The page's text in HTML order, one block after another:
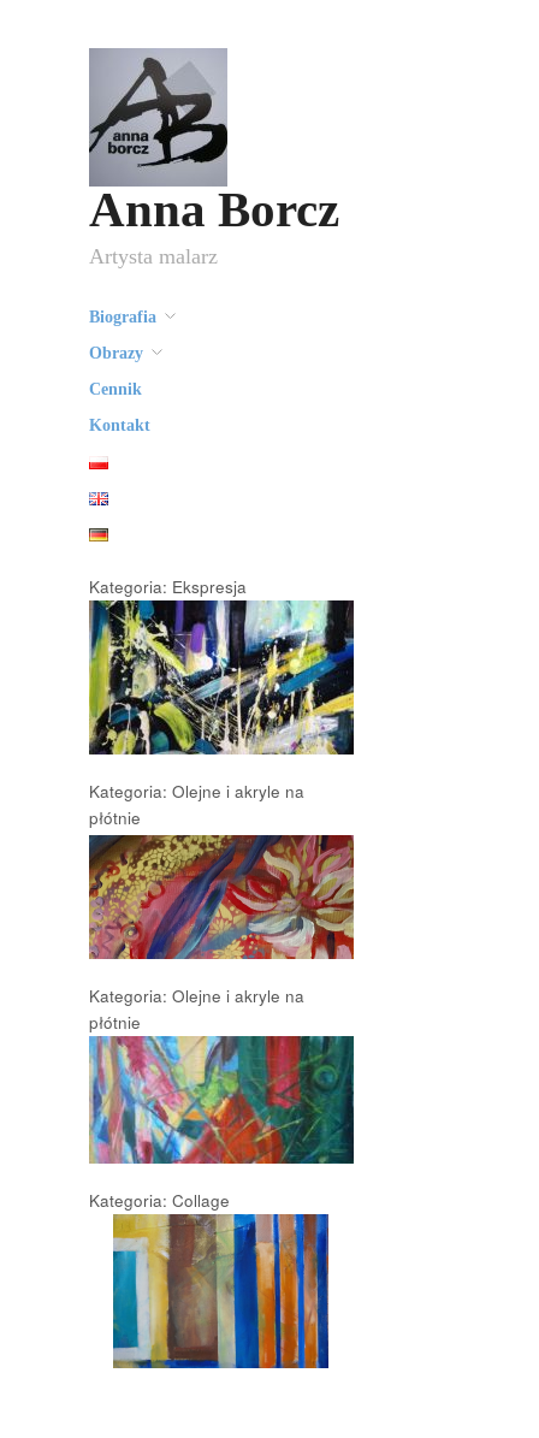
Anna Borcz
Artysta malarz
Biografia
Obrazy
Cennik
Kontakt
Kategoria: Ekspresja
Kategoria: Olejne i akryle na
płótnie
Kategoria: Olejne i akryle na
płótnie
Kategoria: Collage